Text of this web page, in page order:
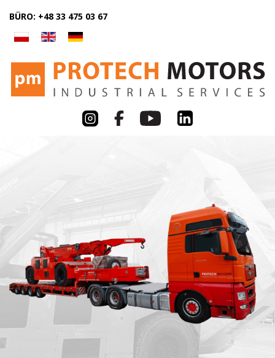
BÜRO: +48 33 475 03 67